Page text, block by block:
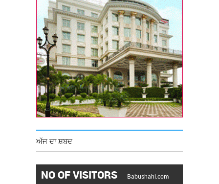
ਅੱਜ ਦਾ ਸ਼ਬਦ
NO OF VISITORS Babushahi.com